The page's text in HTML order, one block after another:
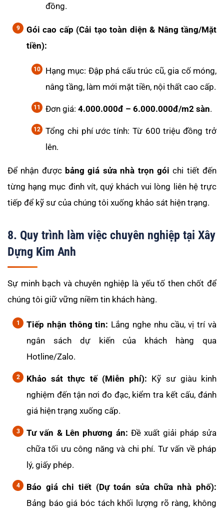
đồng.
Gói cao cấp (Cải tạo toàn diện & Nâng tầng/Mặt
tiền):
Hạng mục: Đập phá cấu trúc cũ, gia cố móng,
nâng tầng, làm mới mặt tiền, nội thất cao cấp.
Đơn giá: 4.000.000đ – 6.000.000đ/m2 sàn.
Tổng chi phí ước tính: Từ 600 triệu đồng trở
lên.
Để nhận được bảng giá sửa nhà trọn gói chi tiết đến
từng hạng mục đinh vít, quý khách vui lòng liên hệ trực
tiếp để kỹ sư của chúng tôi xuống khảo sát hiện trạng.
8. Quy trình làm việc chuyên nghiệp tại Xây
Dựng Kim Anh
Sự minh bạch và chuyên nghiệp là yếu tố then chốt để
chúng tôi giữ vững niềm tin khách hàng.
Tiếp nhận thông tin: Lắng nghe nhu cầu, vị trí và
ngân sách dự kiến của khách hàng qua
Hotline/Zalo.
Khảo sát thực tế (Miễn phí): Kỹ sư giàu kinh
nghiệm đến tận nơi đo đạc, kiểm tra kết cấu, đánh
giá hiện trạng xuống cấp.
Tư vấn & Lên phương án: Đề xuất giải pháp sửa
chữa tối ưu công năng và chi phí. Tư vấn về pháp
lý, giấy phép.
Báo giá chi tiết (Dự toán sửa chữa nhà phố):
Bảng báo giá bóc tách khối lượng rõ ràng, không